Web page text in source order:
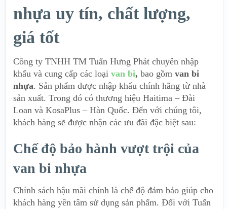
nhựa uy tín, chất lượng,
giá tốt
Công ty TNHH TM Tuấn Hưng Phát chuyên nhập
khẩu và cung cấp các loại van bi, bao gồm van bi
nhựa. Sản phẩm được nhập khẩu chính hãng từ nhà
sản xuất. Trong đó có thương hiệu Haitima – Đài
Loan và KosaPlus – Hàn Quốc. Đến với chúng tôi,
khách hàng sẽ được nhận các ưu đãi đặc biệt sau:
Chế độ bảo hành vượt trội của
van bi nhựa
Chính sách hậu mãi chính là chế độ đảm bảo giúp cho
khách hàng yên tâm sử dụng sản phẩm. Đối với Tuấn